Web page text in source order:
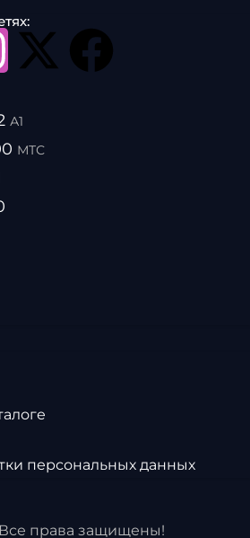
А1
МТС
персональных данных
права защищены!